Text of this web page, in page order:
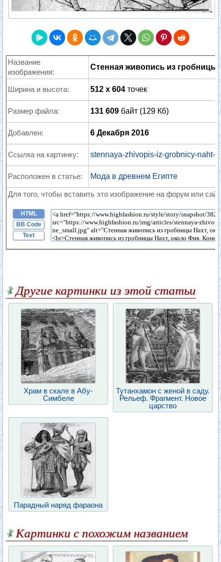
Название
изображения:
Стенная живопись из гробницы
Ширина и высота: 512 x 604 точек
Размер файла: 131 609 байт (129 Кб)
Добавлен: 6 Декабря 2016
Ссылка на картинку: stennaya-zhivopis-iz-grobnicy-naht-
Расположен в статье: Мода в древнем Египте
Для того, чтобы вставить это изображение на форум или
HTML
BB Code
Text
Другие картинки из этой статьи
Храм в скале в Абу-
Симбеле
Тутанхамон с женой в саду.
Рельеф. Фрагмент. Новое
царство
Парадный наряд фараона
Картинки с похожим названием